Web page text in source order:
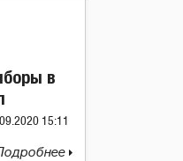
в
15:11